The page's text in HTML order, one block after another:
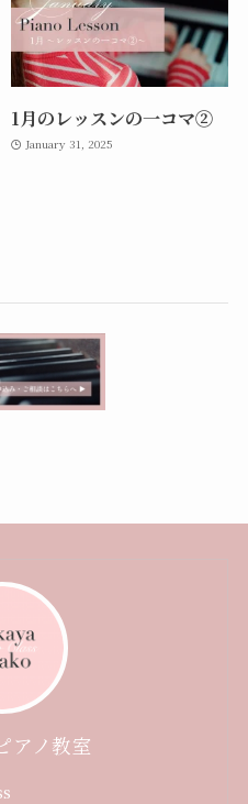
1月のレッスンの一コマ②
January 31, 2025
アノ教室